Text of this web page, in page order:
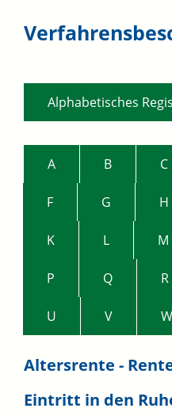
Alphabetisches
A B C
F G H
K L M
P Q R
U V W
Altersrente -
Eintritt in den